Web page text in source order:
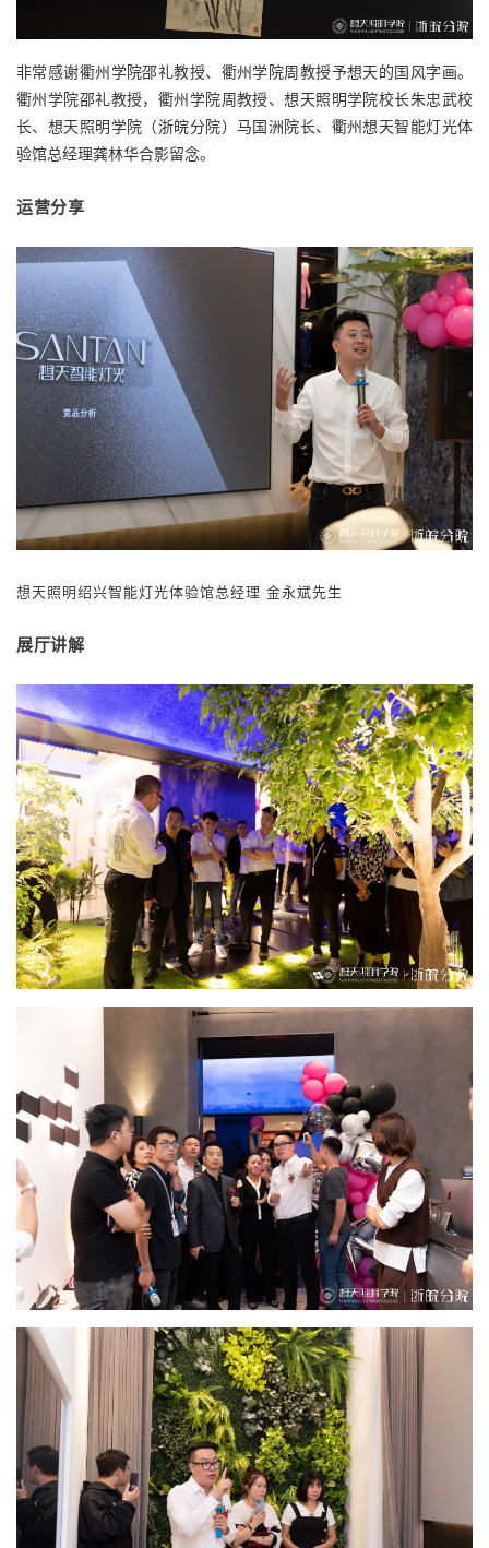
非常感谢衢州学院邵礼教授、衢州学院周教授予想天的国风字画。
衢州学院邵礼教授，衢州学院周教授、想天照明学院校长朱忠武校
长、想天照明学院（浙皖分院）马国洲院长、衢州想天智能灯光体
验馆总经理龚林华合影留念。
运营分享
想天照明绍兴智能灯光体验馆总经理 金永斌先生
展厅讲解